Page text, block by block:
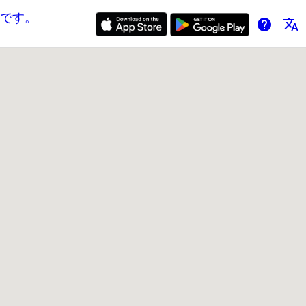
す。
help translate